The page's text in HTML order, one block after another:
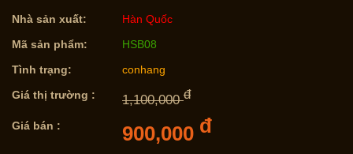
Nhà sản xuất:
Hàn Quốc
Mã sản phẩm:
HSB08
Tình trạng:
conhang
Giá thị trường :
1,100,000đ
Giá bán : 900,000 đ